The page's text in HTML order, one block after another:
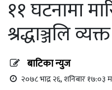
११ घटनामा
श्रद्धाञ्जलि व्यक्त
बाटिका न्युज
२०७८ भाद्र २६, शनिबार १७:०३